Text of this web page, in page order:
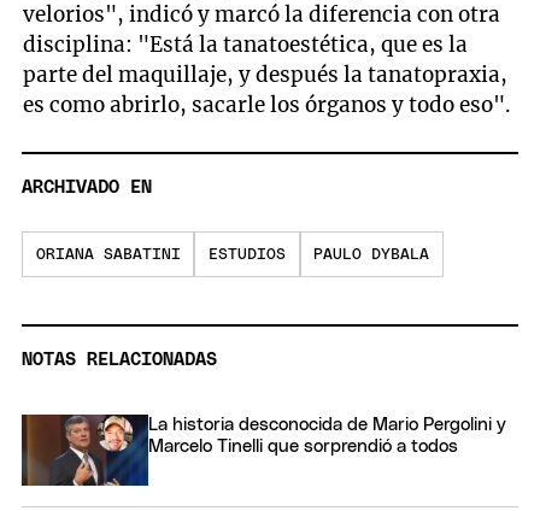
velorios", indicó y marcó la diferencia con otra
disciplina: "Está la tanatoestética, que es la
parte del maquillaje, y después la tanatopraxia,
es como abrirlo, sacarle los órganos y todo eso".
ARCHIVADO EN
ORIANA SABATINI ESTUDIOS PAULO DYBALA
NOTAS RELACIONADAS
La historia desconocida de Mario Pergolini y
Marcelo Tinelli que sorprendió a todos